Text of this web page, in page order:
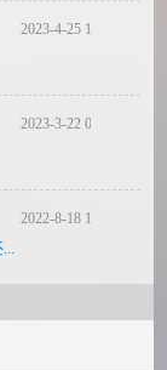
2023-4-25 16:24
2023-3-22 08:31
2022-8-18 17:47